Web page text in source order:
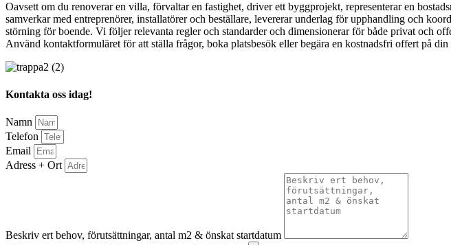
Oavsett om du renoverar en villa, förvaltar en fastighet, driver ett byggprojekt, representerar en
samverkar med entreprenörer, installatörer och beställare, levererar underlag för upphandling och
störning för boende. Vi följer relevanta regler och standarder och dimensionerar för både privat och
Använd kontaktformuläret för att ställa frågor, boka platsbesök eller begära en kostnadsfri offert på
Kontakta oss idag!
Namn
Telefon
Email
Adress + Ort
Beskriv ert behov, förutsättningar, antal m2 & önskat startdatum